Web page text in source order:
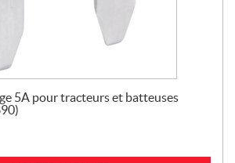
5A pour tracteurs et batteuses